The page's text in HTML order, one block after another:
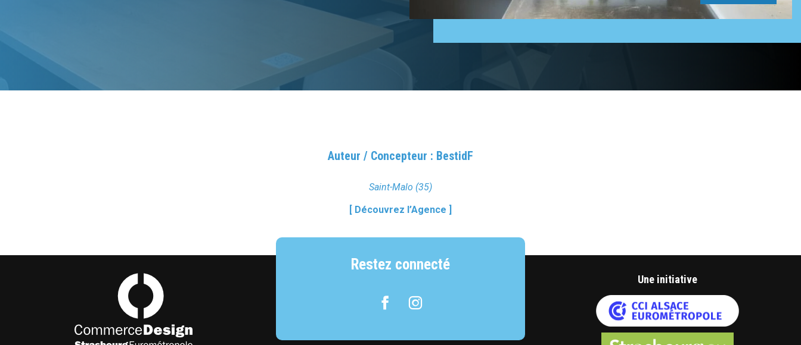
Auteur / Concepteur : BestidF
Saint-Malo (35)
[ Découvrez l’Agence ]
Commerce Design Strasbourg Eurométropole
Restez connecté
Une initiative